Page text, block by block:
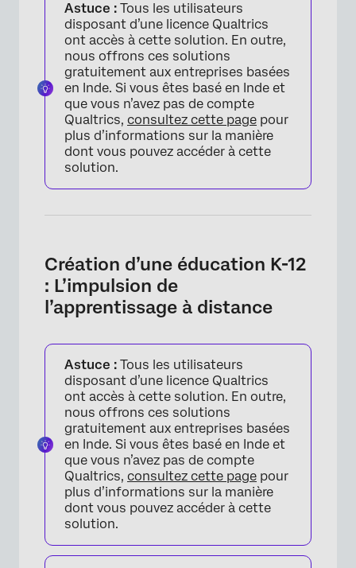
Astuce : Tous les utilisateurs
disposant d’une licence Qualtrics
ont accès à cette solution. En outre,
nous offrons ces solutions
gratuitement aux entreprises basées
en Inde. Si vous êtes basé en Inde et
que vous n’avez pas de compte
Qualtrics, consultez cette page pour
plus d’informations sur la manière
dont vous pouvez accéder à cette
solution.
Création d’une éducation K-12
: L’impulsion de
l’apprentissage à distance
Astuce : Tous les utilisateurs
disposant d’une licence Qualtrics
ont accès à cette solution. En outre,
nous offrons ces solutions
gratuitement aux entreprises basées
en Inde. Si vous êtes basé en Inde et
que vous n’avez pas de compte
Qualtrics, consultez cette page pour
plus d’informations sur la manière
dont vous pouvez accéder à cette
solution.